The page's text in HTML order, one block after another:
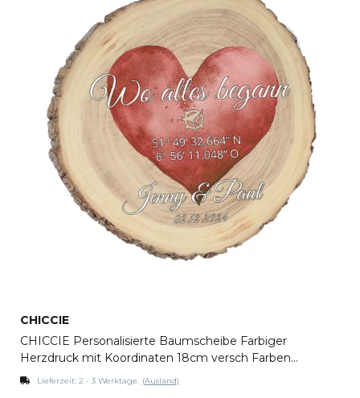
CHICCIE
CHICCIE Personalisierte Baumscheibe Farbiger
Herzdruck mit Koordinaten 18cm versch Farben
Holzscheibe Geschenkidee Valentinstag Hochzeit
Lieferzeit: 2 - 3 Werktage (Ausland)